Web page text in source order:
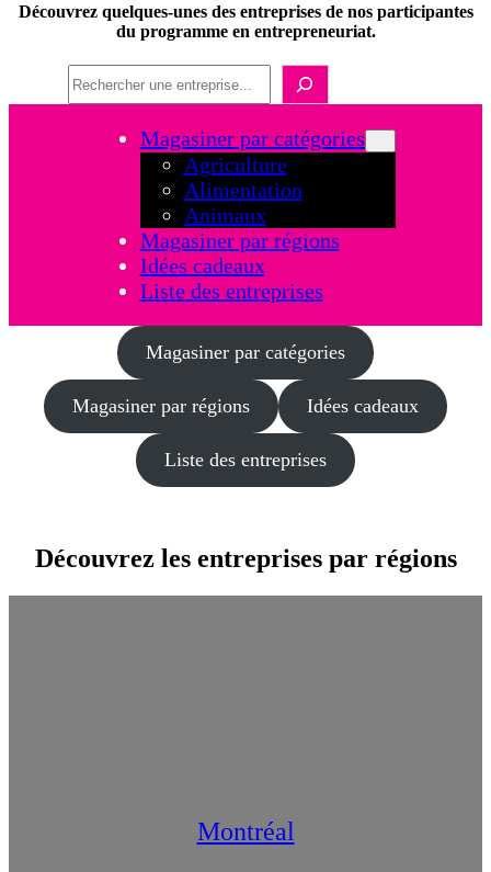
Découvrez quelques-unes des entreprises de nos participantes
du programme en entrepreneuriat.
Magasiner par catégories
Agriculture
Alimentation
Animaux
Magasiner par régions
Idées cadeaux
Liste des entreprises
Magasiner par catégories
Magasiner par régions Idées cadeaux
Liste des entreprises
Découvrez les entreprises par régions
Montréal